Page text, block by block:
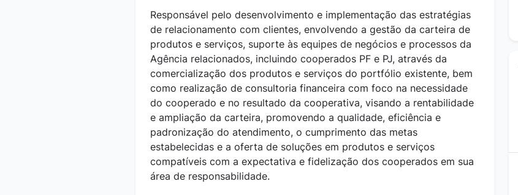
Responsável pelo desenvolvimento e implementação das estratégias
de relacionamento com clientes, envolvendo a gestão da carteira de
produtos e serviços, suporte às equipes de negócios e processos da
Agência relacionados, incluindo cooperados PF e PJ, através da
comercialização dos produtos e serviços do portfólio existente, bem
como realização de consultoria financeira com foco na necessidade
do cooperado e no resultado da cooperativa, visando a rentabilidade
e ampliação da carteira, promovendo a qualidade, eficiência e
padronização do atendimento, o cumprimento das metas
estabelecidas e a oferta de soluções em produtos e serviços
compatíveis com a expectativa e fidelização dos cooperados em sua
área de responsabilidade.